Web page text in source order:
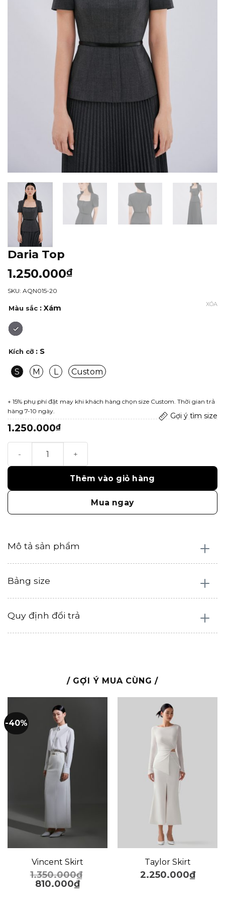
Daria Top
1.250.000₫
SKU: AQN015-20
Màu sắc : Xám
Kích cỡ : S
S M L Custom
XÓA
+ 15% phụ phí đặt may khi khách hàng chọn size Custom. Thời gian trả
hàng 7-10 ngày.
Gợi ý tìm size
1.250.000₫
Thêm vào giỏ hàng
Mua ngay
Mô tả sản phẩm
Bảng size
Quy định đổi trả
/ GỢI Ý MUA CÙNG /
-40%
Vincent Skirt
1.350.000₫
810.000₫
Taylor Skirt
2.250.000₫